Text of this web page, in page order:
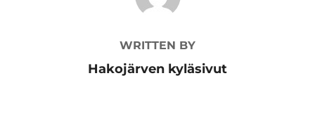
WRITTEN BY
Hakojärven kyläsivut